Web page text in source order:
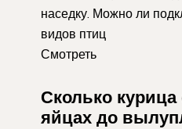
наседку. Можно ли
видов птиц
Смотреть
Сколько
яйцах до